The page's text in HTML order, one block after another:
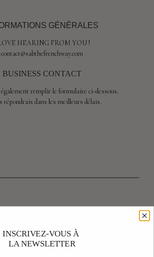
GÉNÉRALES
HEARING FROM YOU !
contact@sabthefrenchway.com
BUSINESS CONTACT
également remplir le formulaire ci-dessous.
répondrais dans les meilleurs délais.
INSCRIVEZ-VOUS À
LA NEWSLETTER